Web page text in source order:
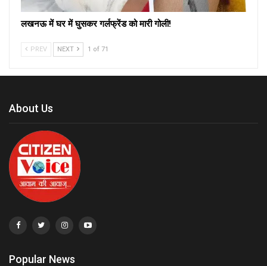
लखनऊ में घर में घुसकर गर्लफ्रेंड को मारी गोली!
PREV NEXT 1 of 71
About Us
Popular News